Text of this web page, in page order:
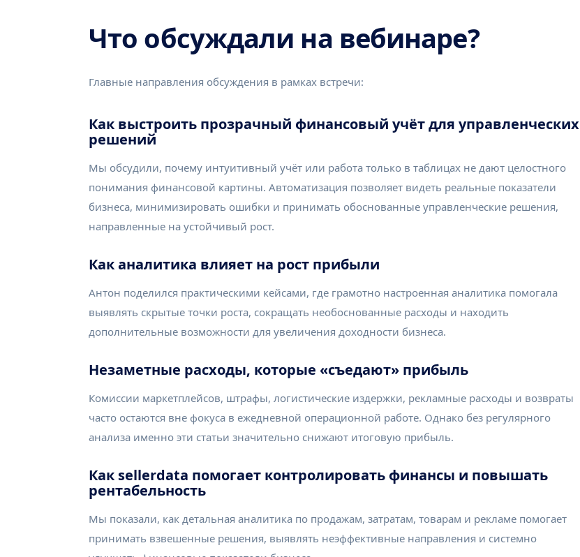
Что обсуждали на вебинаре?
Главные направления обсуждения в рамках встречи:
Как выстроить прозрачный финансовый учёт для управленческих
решений
Мы обсудили, почему интуитивный учёт или работа только в таблицах не дают целостного
понимания финансовой картины. Автоматизация позволяет видеть реальные показатели
бизнеса, минимизировать ошибки и принимать обоснованные управленческие решения,
направленные на устойчивый рост.
Как аналитика влияет на рост прибыли
Антон поделился практическими кейсами, где грамотно настроенная аналитика помогала
выявлять скрытые точки роста, сокращать необоснованные расходы и находить
дополнительные возможности для увеличения доходности бизнеса.
Незаметные расходы, которые «съедают» прибыль
Комиссии маркетплейсов, штрафы, логистические издержки, рекламные расходы и возвраты
часто остаются вне фокуса в ежедневной операционной работе. Однако без регулярного
анализа именно эти статьи значительно снижают итоговую прибыль.
Как sellerdata помогает контролировать финансы и повышать
рентабельность
Мы показали, как детальная аналитика по продажам, затратам, товарам и рекламе помогает
принимать взвешенные решения, выявлять неэффективные направления и системно